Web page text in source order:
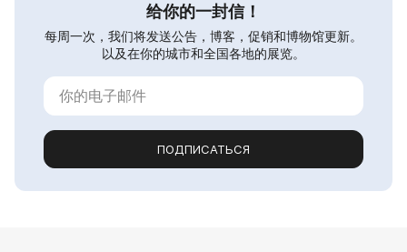
给你的一封信！
每周一次，我们将发送公告，博客，促销和博物馆更新。
以及在你的城市和全国各地的展览。
ПОДПИСАТЬСЯ